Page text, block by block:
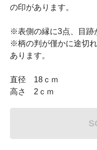
の印があります。
※表側の縁に3点、目跡
※柄の判が僅かに途切
あります。
直径 18ｃｍ
高さ 2ｃｍ